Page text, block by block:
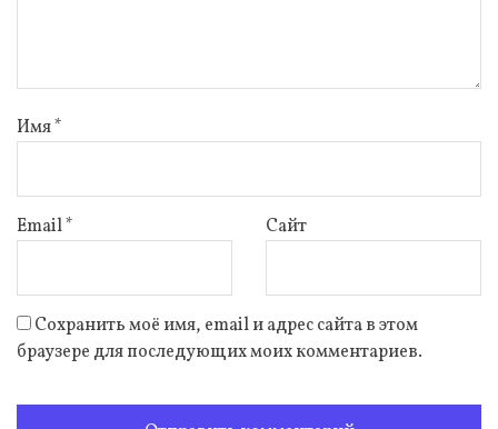
Имя*
Email* Сайт
Сохранить моё имя, email и адрес сайта в этом
браузере для последующих моих комментариев.